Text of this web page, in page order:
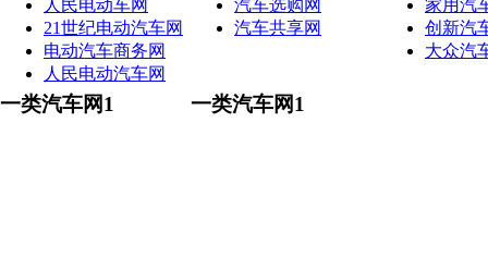
人民电动车网
21世纪电动汽车网
电动汽车商务网
人民电动汽车网
汽车选购网
汽车共享网
家用汽
创新汽
大众汽
一类汽车网1 一类汽车网1